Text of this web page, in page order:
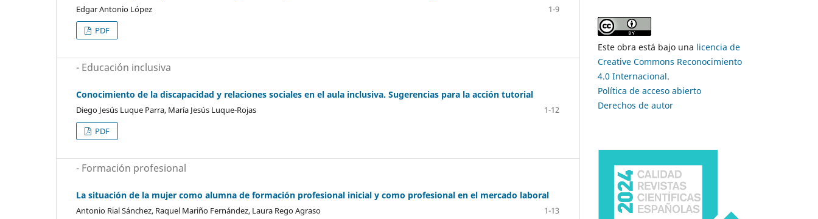
Edgar Antonio López
1-9
PDF
- Educación inclusiva
Conocimiento de la discapacidad y relaciones sociales en el aula inclusiva. Sugerencias para la acción tutorial
Diego Jesús Luque Parra, María Jesús Luque-Rojas
1-12
PDF
- Formación profesional
La situación de la mujer como alumna de formación profesional inicial y como profesional en el mercado laboral
Antonio Rial Sánchez, Raquel Mariño Fernández, Laura Rego Agraso
1-13
Este obra está bajo una licencia de
Creative Commons Reconocimiento
4.0 Internacional.
Política de acceso abierto
Derechos de autor